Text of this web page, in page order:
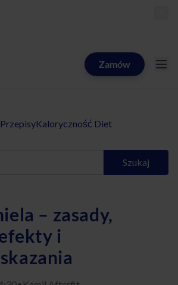
AfterfitZamów
PrzepisyKaloryczność Diet
Szukaj
– zasady,
i